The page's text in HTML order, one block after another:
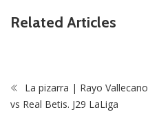
Related Articles
La pizarra | Rayo Vallecano
vs Real Betis. J29 LaLiga